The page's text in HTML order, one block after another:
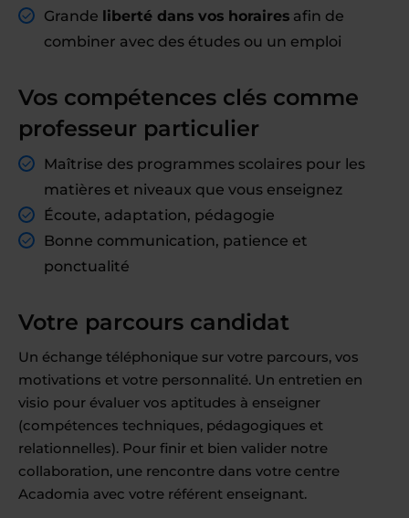
Grande liberté dans vos horaires afin de
combiner avec des études ou un emploi
Vos compétences clés comme
professeur particulier
Maîtrise des programmes scolaires pour les
matières et niveaux que vous enseignez
Écoute, adaptation, pédagogie
Bonne communication, patience et
ponctualité
Votre parcours candidat
Un échange téléphonique sur votre parcours, vos
motivations et votre personnalité. Un entretien en
visio pour évaluer vos aptitudes à enseigner
(compétences techniques, pédagogiques et
relationnelles). Pour finir et bien valider notre
collaboration, une rencontre dans votre centre
Acadomia avec votre référent enseignant.